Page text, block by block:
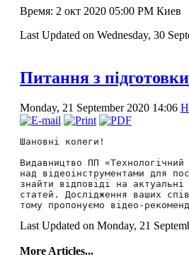
Время: 2 окт 2020 05:00 PM Киев
Last Updated on Wednesday, 30
Питання з
Monday, 21 September 2020 14:06
Шановні колеги!
Видавництво ПП
над відеоінструментами для
знайти відповіді на
статей. Дослідження ваших
Last Updated on Monday, 21
More Articles...